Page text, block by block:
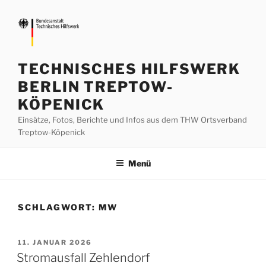
Inhalt
springen
TECHNISCHES HILFSWERK
BERLIN TREPTOW-
KÖPENICK
Einsätze, Fotos, Berichte und Infos aus dem THW Ortsverband
Treptow-Köpenick
Menü
SCHLAGWORT: MW
VERÖFFENTLICHT
AM
11. JANUAR 2026
Stromausfall Zehlendorf